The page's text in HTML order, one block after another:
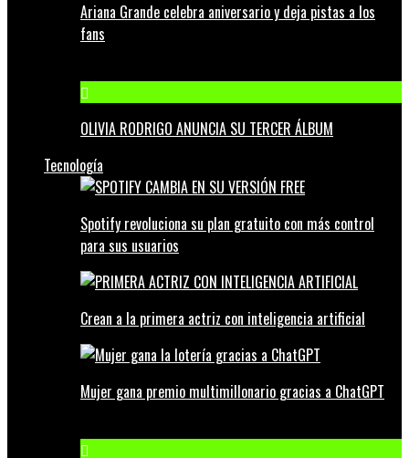
Ariana Grande celebra aniversario y deja pistas a los
fans
OLIVIA RODRIGO ANUNCIA SU TERCER ÁLBUM
Tecnología
Spotify revoluciona su plan gratuito con más control
para sus usuarios
Crean a la primera actriz con inteligencia artificial
Mujer gana premio multimillonario gracias a ChatGPT